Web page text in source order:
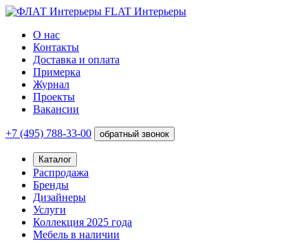
FLAT Интерьеры
О нас
Контакты
Доставка и оплата
Примерка
Журнал
Проекты
Вакансии
+7 (495) 788-33-00 обратный звонок
Каталог
Распродажа
Бренды
Дизайнеры
Услуги
Коллекция 2025 года
Мебель в наличии